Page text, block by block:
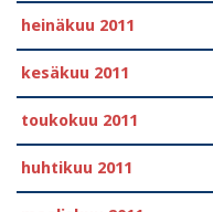
heinäkuu 2011
kesäkuu 2011
toukokuu 2011
huhtikuu 2011